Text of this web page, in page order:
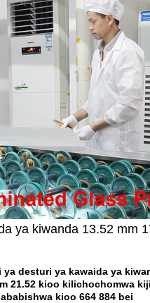
ya kiwanda 13.52 mm
ya desturi ya kawaida ya
21.52 kioo kilichochomwa
kioo 664 884 bei